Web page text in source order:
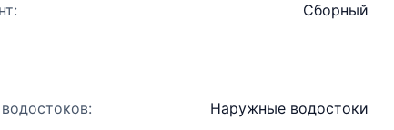
Сборный
Наружные водостоки